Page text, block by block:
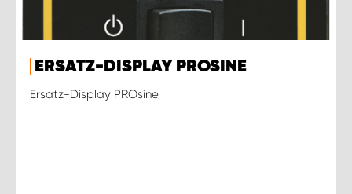
ERSATZ-DISPLAY PROSINE
Ersatz-Display PROsine